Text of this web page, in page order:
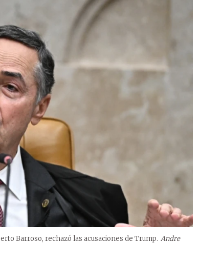
Barroso, rechazó las acusaciones de Trump. Andre